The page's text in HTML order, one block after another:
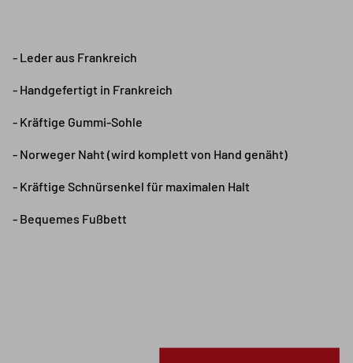
- Leder aus Frankreich
- Handgefertigt in Frankreich
- Kräftige Gummi-Sohle
- Norweger Naht (wird komplett von Hand genäht)
- Kräftige Schnürsenkel für maximalen Halt
- Bequemes Fußbett